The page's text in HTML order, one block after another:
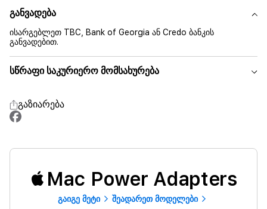
განვადება
ისარგებლეთ TBC, Bank of Georgia ან Credo ბანკის
განვადებით.
სწრაფი საკურიერო მომსახურება
გაზიარება
Mac Power Adapters
გაიგე მეტი შეადარეთ მოდელები